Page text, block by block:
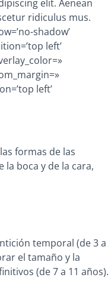
elit. Aenean
ridiculus mus.
shadow’
left’
left’
formas de las
boca y de la cara,
temporal (de 3 a
el tamaño y la
(de 7 a 11 años).